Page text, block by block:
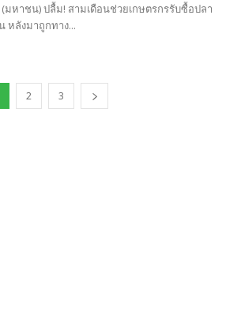
หาชน) ปลื้ม! สามเดือนช่วยเกษตรกรรับซื้อปลา
หลังมาถูกทาง...
2 3